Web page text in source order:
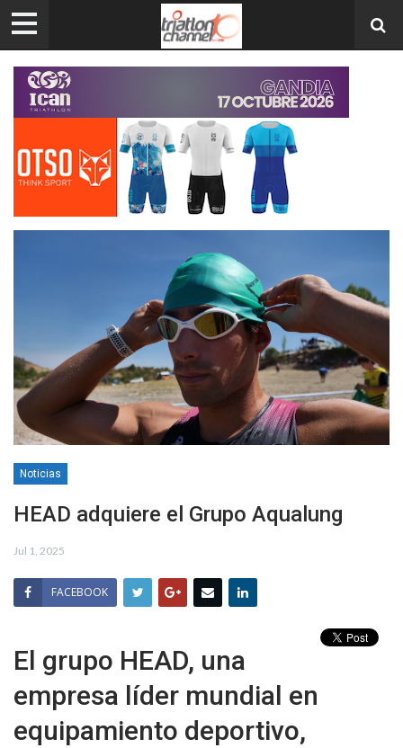
Noticias
HEAD adquiere el Grupo Aqualung
Jul 1, 2025
FACEBOOK
El grupo HEAD, una
empresa líder mundial en
equipamiento deportivo,